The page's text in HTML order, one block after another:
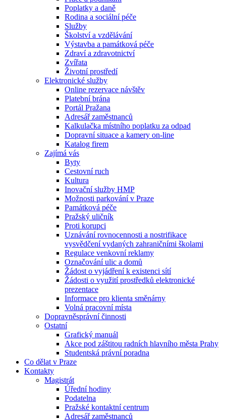
Poplatky a daně
Rodina a sociální péče
Služby
Školství a vzdělávání
Výstavba a památková péče
Zdraví a zdravotnictví
Zvířata
Životní prostředí
Elektronické služby
Online rezervace návštěv
Platební brána
Portál Pražana
Adresář zaměstnanců
Kalkulačka místního poplatku za odpad
Dopravní situace a kamery on-line
Katalog firem
Zajímá vás
Byty
Cestovní ruch
Kultura
Inovační služby HMP
Možnosti parkování v Praze
Památková péče
Pražský uličník
Proti korupci
Uznávání rovnocennosti a nostrifikace
vysvědčení vydaných zahraničními školami
Regulace venkovní reklamy
Označování ulic a domů
Žádost o vyjádření k existenci sítí
Žádosti o využití prostředků elektronické
prezentace
Informace pro klienta směnárny
Volná pracovní místa
Dopravněsprávní činnosti
Ostatní
Grafický manuál
Akce pod záštitou radních hlavního města Prahy
Studentská právní poradna
Co dělat v Praze
Kontakty
Magistrát
Úřední hodiny
Podatelna
Pražské kontaktní centrum
Adresář zaměstnanců